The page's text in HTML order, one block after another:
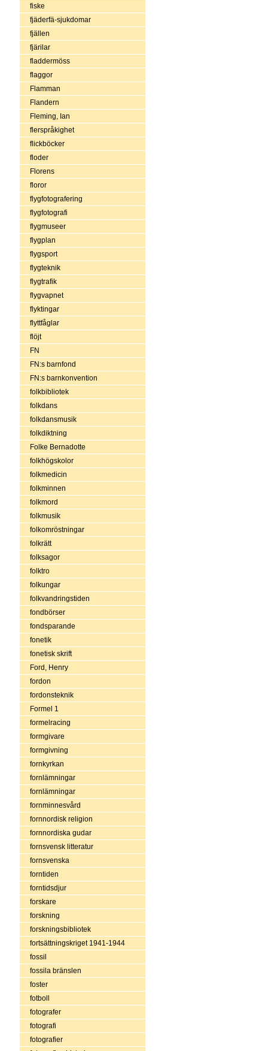
fiske
fjäderfä-sjukdomar
fjällen
fjärilar
fladdermöss
flaggor
Flamman
Flandern
Fleming, Ian
flerspråkighet
flickböcker
floder
Florens
floror
flygfotografering
flygfotografi
flygmuseer
flygplan
flygsport
flygteknik
flygtrafik
flygvapnet
flyktingar
flyttfåglar
flöjt
FN
FN:s barnfond
FN:s barnkonvention
folkbibliotek
folkdans
folkdansmusik
folkdiktning
Folke Bernadotte
folkhögskolor
folkmedicin
folkminnen
folkmord
folkmusik
folkomröstningar
folkrätt
folksagor
folktro
folkungar
folkvandringstiden
fondbörser
fondsparande
fonetik
fonetisk skrift
Ford, Henry
fordon
fordonsteknik
Formel 1
formelracing
formgivare
formgivning
fornkyrkan
fornlämningar
fornlämningar
fornminnesvård
fornnordisk religion
fornnordiska gudar
fornsvensk litteratur
fornsvenska
forntiden
forntidsdjur
forskare
forskning
forskningsbibliotek
fortsättningskriget 1941-1944
fossil
fossila bränslen
foster
fotboll
fotografer
fotografi
fotografier